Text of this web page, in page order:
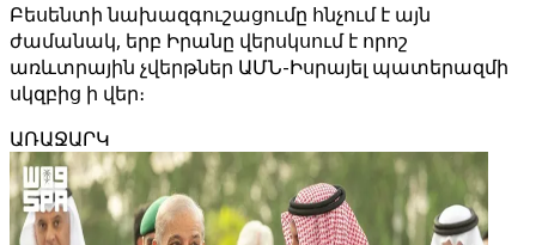
Բեսենտի նախազգուշացումը հնչում է այն
ժամանակ, երբ Իրանը վերսկսում է որոշ
առևտրային չվերթներ ԱՄՆ-Իսրայել պատերազմի
սկզբից ի վեր։
ԱՌԱՋԱՐԿ